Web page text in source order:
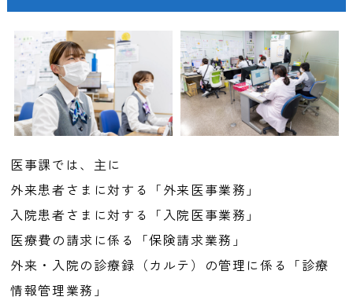
医事課では、主に
外来患者さまに対する「外来医事業務」
入院患者さまに対する「入院医事業務」
医療費の請求に係る「保険請求業務」
外来・入院の診療録（カルテ）の管理に係る「診療
情報管理業務」